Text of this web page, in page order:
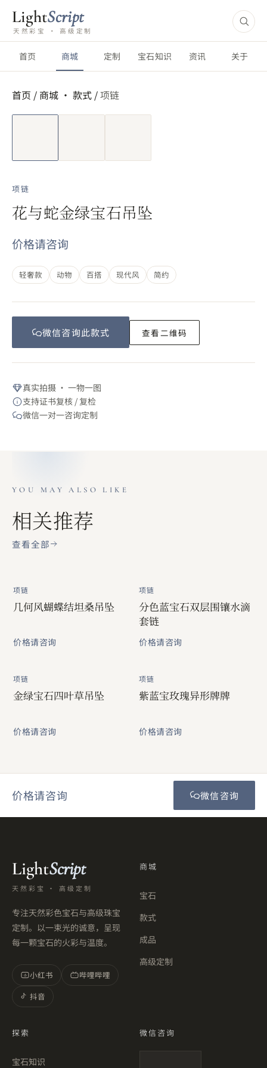
LightScript
天然彩宝 · 高级定制
首页 商城 定制 宝石知识 资讯 关于
首页 / 商城 · 款式 /项链
短视频
项链
花与蛇金绿宝石吊坠
价格请咨询
轻奢款 动物 百搭 现代风 简约
微信咨询此款式 查看二维码
真实拍摄 · 一物一图
支持证书复核 / 复检
微信一对一咨询定制
YOU MAY ALSO LIKE
相关推荐
查看全部
项链
几何风蝴蝶结坦桑吊坠
价格请咨询
项链
分色蓝宝石双层围镶水滴
套链
价格请咨询
项链
金绿宝石四叶草吊坠
价格请咨询
项链
紫蓝宝玫瑰异形牌牌
价格请咨询
价格请咨询 微信咨询
LightScript
天然彩宝 · 高级定制
专注天然彩色宝石与高级珠宝
定制。以一束光的诚意，呈现
每一颗宝石的火彩与温度。
小 小红书
哔哩哔哩
抖音
商城
宝石
款式
成品
高级定制
探索
宝石知识
微信咨询